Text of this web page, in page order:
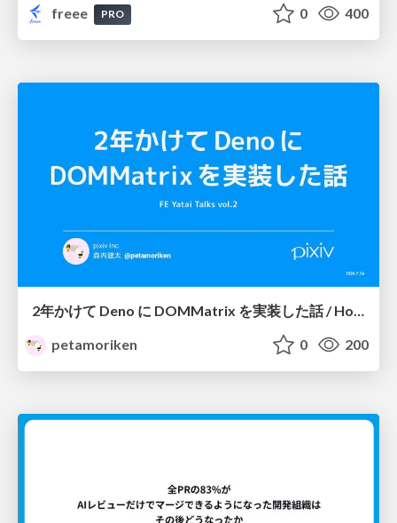
freee
PRO 0 400
2年かけて Deno に DOMMatrix を実装した話 / How I implemented DOMMatrix in Deno over two years
petamoriken
0 200